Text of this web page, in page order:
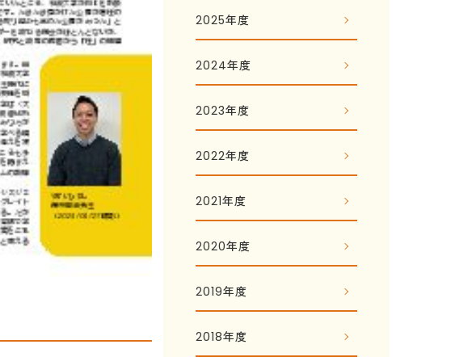
2025年度
2024年度
2023年度
2022年度
2021年度
2020年度
2019年度
2018年度